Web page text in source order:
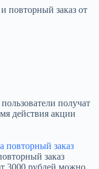
повторный заказ от
получат
действия акции
заказ